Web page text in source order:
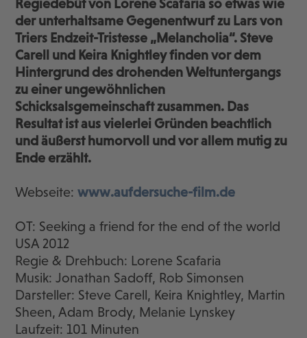
Regiedebüt von Lorene Scafaria so etwas wie
der unterhaltsame Gegenentwurf zu Lars von
Triers Endzeit-Tristesse „Melancholia“. Steve
Carell und Keira Knightley finden vor dem
Hintergrund des drohenden Weltuntergangs
zu einer ungewöhnlichen
Schicksalsgemeinschaft zusammen. Das
Resultat ist aus vielerlei Gründen beachtlich
und äußerst humorvoll und vor allem mutig zu
Ende erzählt.
Webseite:www.aufdersuche-film.de
OT: Seeking a friend for the end of the world
USA 2012
Regie & Drehbuch: Lorene Scafaria
Musik: Jonathan Sadoff, Rob Simonsen
Darsteller: Steve Carell, Keira Knightley, Martin
Sheen, Adam Brody, Melanie Lynskey
Laufzeit: 101 Minuten